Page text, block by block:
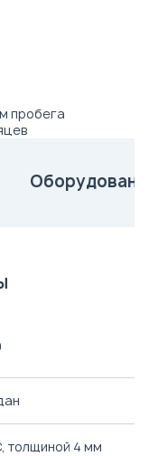
пробега
толщиной 4 мм